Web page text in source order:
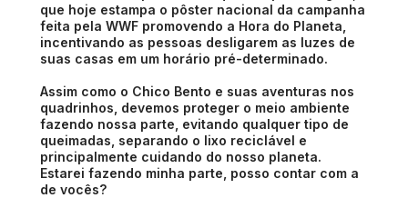
que hoje estampa o pôster nacional da campanha
feita pela WWF promovendo a Hora do Planeta,
incentivando as pessoas desligarem as luzes de
suas casas em um horário pré-determinado.
Assim como o Chico Bento e suas aventuras nos
quadrinhos, devemos proteger o meio ambiente
fazendo nossa parte, evitando qualquer tipo de
queimadas, separando o lixo reciclável e
principalmente cuidando do nosso planeta.
Estarei fazendo minha parte, posso contar com a
de vocês?